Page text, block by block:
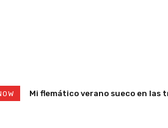
Mi flemático verano sueco en las